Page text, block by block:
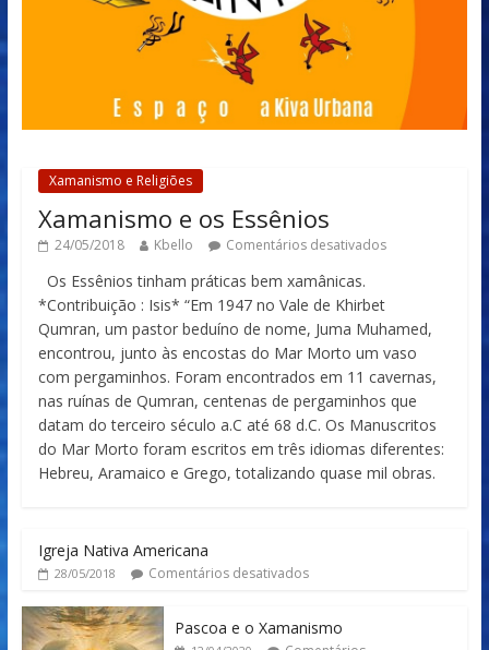
Xamanismo e Religiões
Xamanismo e os Essênios
24/05/2018 Kbello Comentários desativados
Os Essênios tinham práticas bem xamânicas.
*Contribuição : Isis* “Em 1947 no Vale de Khirbet
Qumran, um pastor beduíno de nome, Juma Muhamed,
encontrou, junto às encostas do Mar Morto um vaso
com pergaminhos. Foram encontrados em 11 cavernas,
nas ruínas de Qumran, centenas de pergaminhos que
datam do terceiro século a.C até 68 d.C. Os Manuscritos
do Mar Morto foram escritos em três idiomas diferentes:
Hebreu, Aramaico e Grego, totalizando quase mil obras.
Igreja Nativa Americana
28/05/2018 Comentários desativados
Pascoa e o Xamanismo